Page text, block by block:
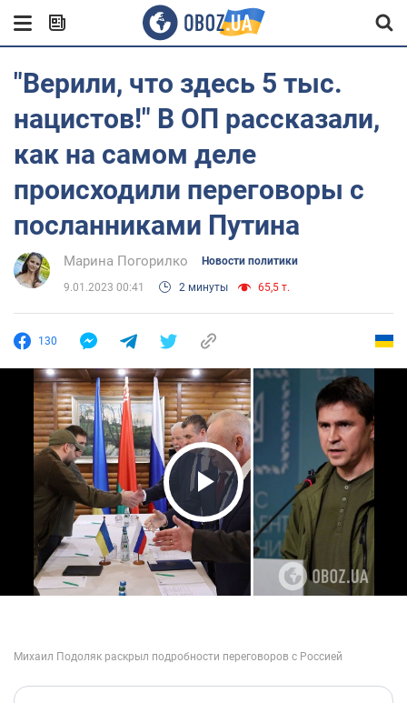
"Верили, что здесь 5 тыс.
нацистов!" В ОП рассказали,
как на самом деле
происходили переговоры с
посланниками Путина
Марина Погорилко Новости политики
9.01.2023 00:41 2 минуты 65,5 т.
130
Play Video